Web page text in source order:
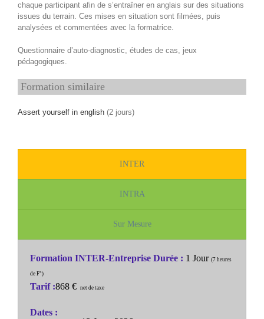
chaque participant afin de s’entraîner en anglais sur des situations
issues du terrain. Ces mises en situation sont filmées, puis
analysées et commentées avec la formatrice.
Questionnaire d’auto-diagnostic, études de cas, jeux
pédagogiques.
Formation similaire
Assert yourself in english (2 jours)
INTER
INTRA
Sur Mesure
Formation INTER-Entreprise Durée : 1 Jour (7 heures
de F°)
Tarif :868 € net de taxe
Dates :